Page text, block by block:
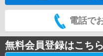
電話で
無料会員登録はこちら